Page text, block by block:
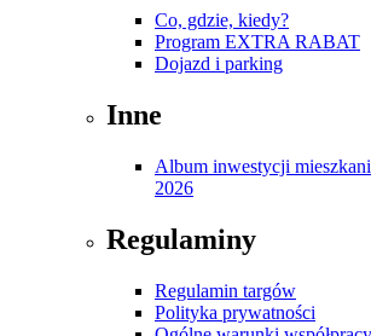
Co, gdzie, kiedy?
Program EXTRA RABAT
Dojazd i parking
Inne
Album inwestycji
2026
Regulaminy
Regulamin targów
Polityka prywatności